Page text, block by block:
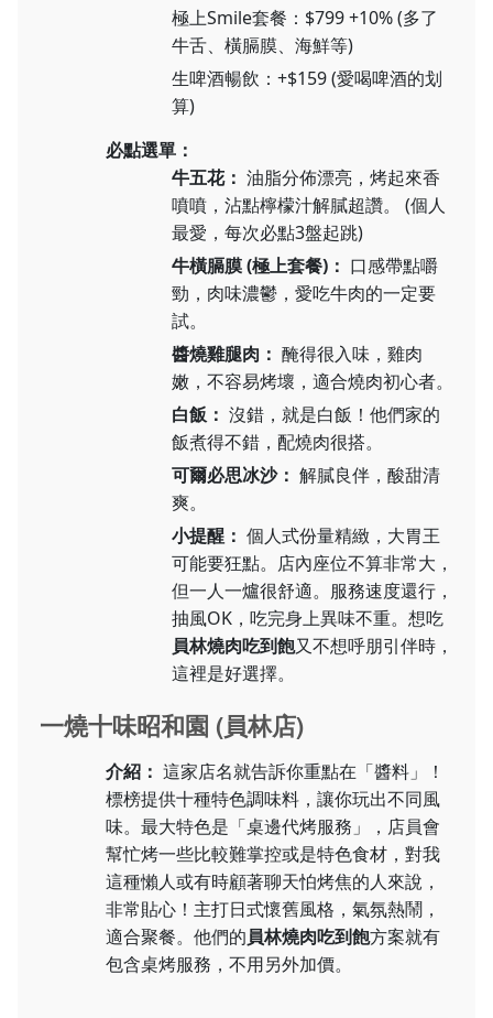
極上Smile套餐：$799 +10% (多了
牛舌、橫膈膜、海鮮等)
生啤酒暢飲：+$159 (愛喝啤酒的划
算)
必點選單：
牛五花： 油脂分佈漂亮，烤起來香
噴噴，沾點檸檬汁解膩超讚。 (個人
最愛，每次必點3盤起跳)
牛橫膈膜 (極上套餐)： 口感帶點嚼
勁，肉味濃鬱，愛吃牛肉的一定要
試。
醬燒雞腿肉： 醃得很入味，雞肉
嫩，不容易烤壞，適合燒肉初心者。
白飯： 沒錯，就是白飯！他們家的
飯煮得不錯，配燒肉很搭。
可爾必思冰沙： 解膩良伴，酸甜清
爽。
小提醒： 個人式份量精緻，大胃王
可能要狂點。店內座位不算非常大，
但一人一爐很舒適。服務速度還行，
抽風OK，吃完身上異味不重。想吃
員林燒肉吃到飽又不想呼朋引伴時，
這裡是好選擇。
一燒十味昭和園 (員林店)
介紹： 這家店名就告訴你重點在「醬料」！
標榜提供十種特色調味料，讓你玩出不同風
味。最大特色是「桌邊代烤服務」，店員會
幫忙烤一些比較難掌控或是特色食材，對我
這種懶人或有時顧著聊天怕烤焦的人來說，
非常貼心！主打日式懷舊風格，氣氛熱鬧，
適合聚餐。他們的員林燒肉吃到飽方案就有
包含桌烤服務，不用另外加價。